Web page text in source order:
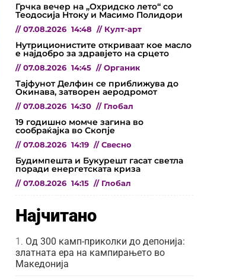
Грчка вечер на „Охридско лето“ со
Теодосија Нтоку и Масимо Полидори
// 07.08.2026 14:48 // Култ-арт
Нутриционистите откриваат кое масло
е најдобро за здравјето на срцето
// 07.08.2026 14:45 // Органик
Тајфунот Делфин се приближува до
Окинава, затворен аеродромот
// 07.08.2026 14:30 // Глобал
19 годишно момче загина во
сообраќајка во Скопје
// 07.08.2026 14:19 // Свесно
Будимпешта и Букурешт гасат светла
поради енергетската криза
// 07.08.2026 14:15 // Глобал
Најчитано
Од 300 камп-приколки до депонија:
златната ера на кампирањето во
Македонија